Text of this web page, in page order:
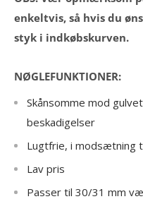
enkeltvis, så hvis du
styk i indkøbskurven.
NØGLEFUNKTIONER:
Skånsomme mod
beskadigelser
Lugtfrie, i modsætning
Lav pris
Passer til 30/31 mm